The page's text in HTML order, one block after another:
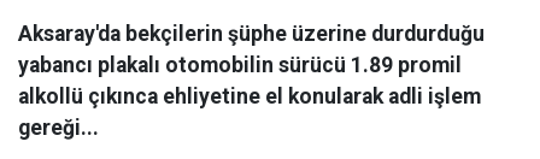
Aksaray'da bekçilerin şüphe üzerine durdurduğu
yabancı plakalı otomobilin sürücü 1.89 promil
alkollü çıkınca ehliyetine el konularak adli işlem
gereği...